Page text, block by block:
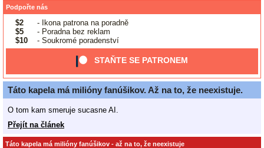
Podpořte nás
$2
- Ikona patrona na poradně
$5
- Poradna bez reklam
$10
- Soukromé poradenství
STAŇTE SE PATRONEM
Táto kapela má milióny fanúšikov. Až na to, že neexistuje.
O tom kam smeruje sucasne AI.
Přejít na článek
Táto kapela má milióny fanúšikov - až na to, že neexistuje